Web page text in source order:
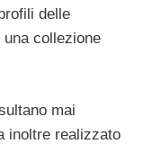
delle
collezione
mai
inoltre realizzato